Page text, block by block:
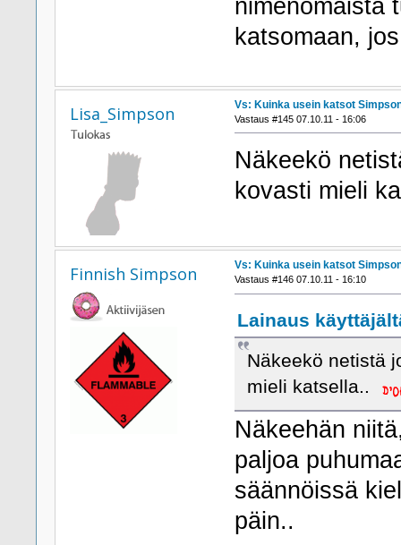
nimenomaista
katsomaan,
Lisa_Simpson Vs: Kuinka usein katsot
Vastaus #145 07.10.11 - 16:06
Näkeekö
kovasti mieli
Finnish Simpson Vs: Kuinka usein katsot
Vastaus #146 07.10.11 - 16:10
Lainaus
Näkeekö netistä
mieli katsella..
Näkeehän
paljoa
säännöissä
päin..